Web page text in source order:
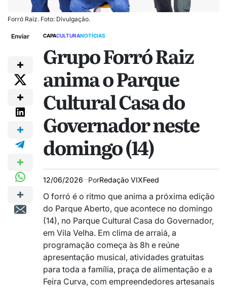
Forró Raiz. Foto: Divulgação.
Enviar CAPACULTURANOTÍCIAS
Grupo Forró Raiz
anima o Parque
Cultural Casa do
Governador neste
domingo (14)
12/06/2026 PorRedação VIXFeed
O forró é o ritmo que anima a próxima edição
do Parque Aberto, que acontece no domingo
(14), no Parque Cultural Casa do Governador,
em Vila Velha. Em clima de arraiá, a
programação começa às 8h e reúne
apresentação musical, atividades gratuitas
para toda a família, praça de alimentação e a
Feira Curva, com empreendedores artesanais